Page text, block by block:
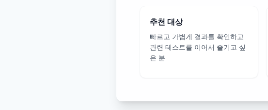
추천 대상
빠르고 가볍게 결과를 확인하고
관련 테스트를 이어서 즐기고 싶
은 분